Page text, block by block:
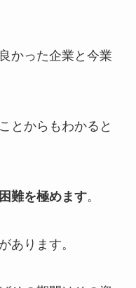
かった企業と今業
とからもわかると
難を極めます。
あります。